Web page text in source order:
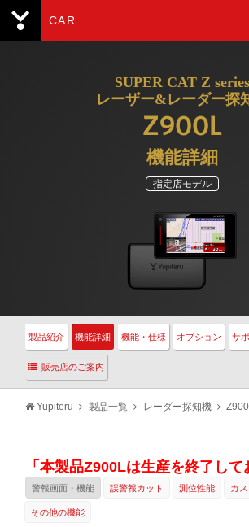
CAR
SUPER CAT Z series
レーザー&レーダー探
Z900L
機能詳細
指定店モデル
製品紹介 機能詳細 機能・仕様 オプション サ
販売店のご案内
Yupiteru 製品一覧 レーダー探知機
「本製品Z900Lは生産を終了して
警報画面・機能 誤警報カット 測位性能 カ
その他の機能